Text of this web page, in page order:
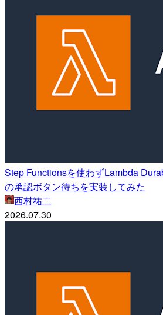
Step Functionsを使わずLambda
の承認ボタン待ちを実装してみた
西村祐二
2026.07.30